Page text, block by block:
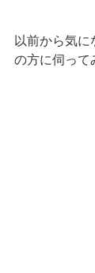
以前から気
の方に伺って